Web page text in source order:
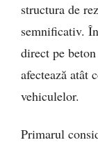
structura de
semnificativ.
direct pe
afectează atât
vehiculelor.
Primarul